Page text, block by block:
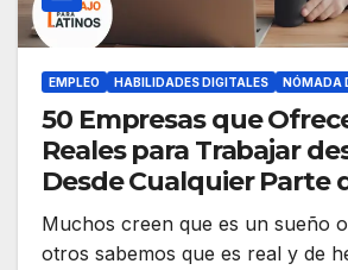
EMPLEO HABILIDADES DIGITALES NÓMADA
50 Empresas que
Reales para Trabajar
Desde Cualquier Parte
(2025)
Muchos creen que es un sueño
otros sabemos que es real y de